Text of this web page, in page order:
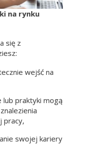
na rynku
się z
wejść na
lub praktyki mogą
pracy,
swojej kariery